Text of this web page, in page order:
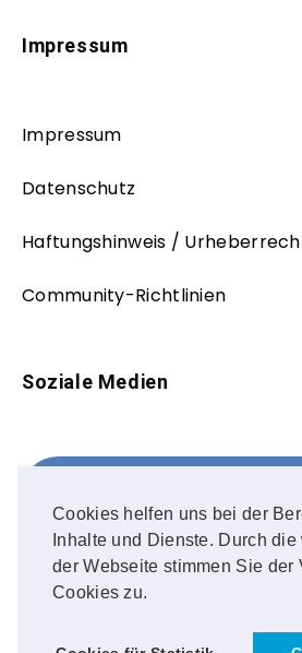
Cookies helfen uns bei der
Inhalte und Dienste. Durch
der Webseite stimmen Sie der
Cookies zu.
Impressum
Impressum
Datenschutz
Haftungshinweis /
Community-Richtlinien
Soziale Medien
FOLLOW ME!
Instagram
OUR PHOTOS!